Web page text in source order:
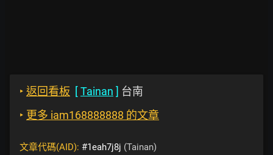
‣ 返回看板 [Tainan ] 台南
‣ 更多 iam168888888 的文章
文章代碼(AID): #1eah7j8j (Tainan)